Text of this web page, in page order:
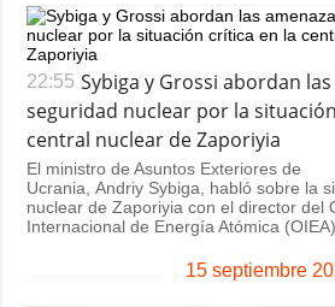
22:55 Sybiga y Grossi abordan
seguridad nuclear por la
central nuclear de Zaporiyia
El ministro de Asuntos Exteriores de
Ucrania, Andriy Sybiga, habló sobre la
nuclear de Zaporiyia con el director del
Internacional de Energía Atómica
15 septiembre